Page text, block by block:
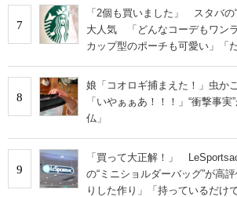
電子設計の基本と応用
建設×テクノロジーの最前線
7
「2個も買いました」 スタバの
大人気 「どんなコーデもワン
カップ型のポーチも可愛い」「
8
娘「コオロギ捕まえた！」虫
「いやぁぁあ！！！」“衝撃事
仏」
9
「買って大正解！」
の“ミニショルダーバッグ”が高
りした作り」「持っているだけ